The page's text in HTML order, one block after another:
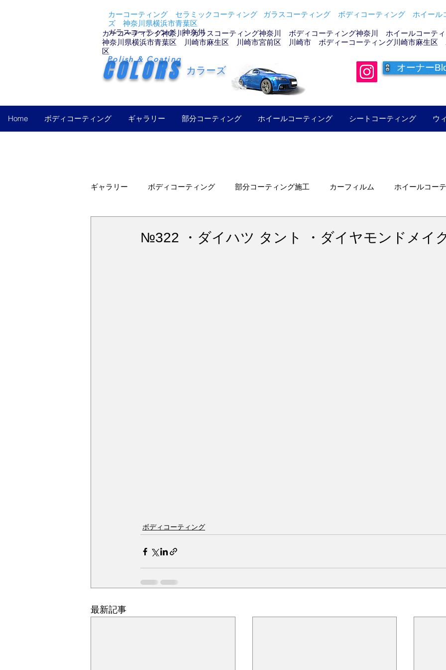
カーコーティング セラミックコーティング ガラスコーティング ボディコーティング ホイー
ズ 神奈川県横浜市青葉区
ガラスコーティング 神奈川
カーコーティング神奈川 ガラスコーティング神奈川 ボディコーティング神奈川 ホイールコーテ
神奈川県横浜市青葉区 川崎市麻生区 川崎市宮前区 川崎市 ボディーコーティング川崎市麻生区
区
COLORS
Polish & Coating
カラーズ オーナー
Home ボディコーティング ギャラリー 部分コーティング ホイールコーティング シートコーティング ウ
ギャラリー ボディコーティング 部分コーティング施工 カーフィルム ホイールコー
№322 ・ダイハツ タント ・ダイヤモンドメイ
ボディコーティング
最新記事